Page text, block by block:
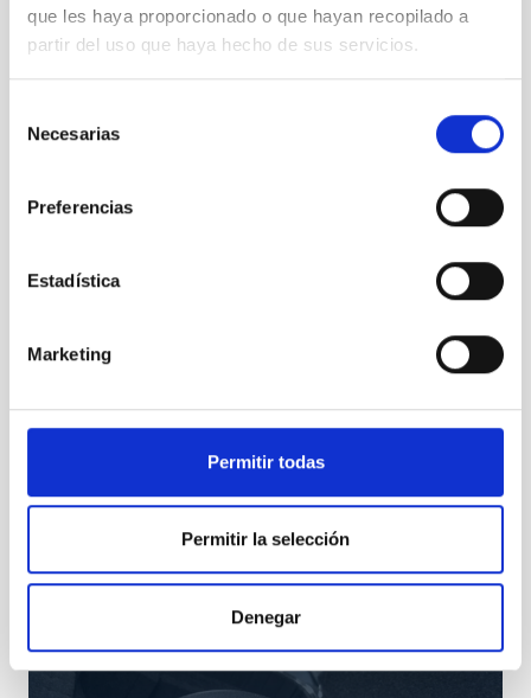
que les haya proporcionado o que hayan recopilado a
partir del uso que haya hecho de sus servicios.
Necesarias
Preferencias
Estadística
Marketing
Permitir todas
Permitir la selección
Denegar
06 LISA MKIDs detectors data processing (FPGA